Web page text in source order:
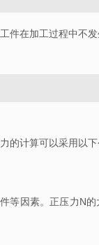
件在加工过程中不
的计算可以采用以下
等因素。正压力N的